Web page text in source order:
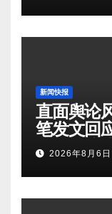
新闻快报
直面舆论
笔发文回
组矛盾暗
2026年8月6日